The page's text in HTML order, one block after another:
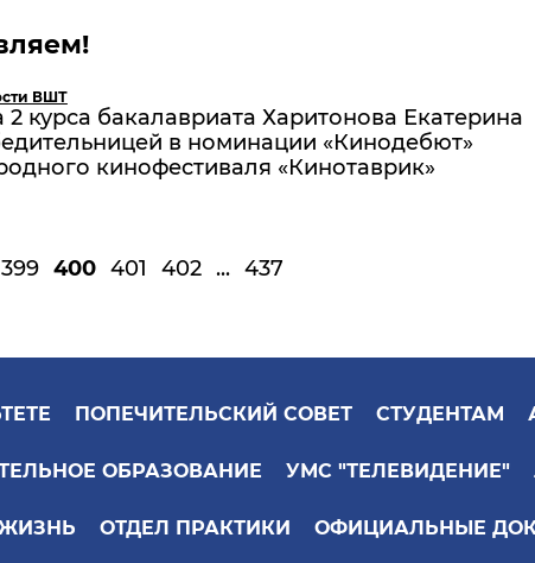
ВШТ
2 курса бакалавриата Харитонова Екатерина
в номинации «Кинодебют»
кинофестиваля «Кинотаврик»
399 400 401 402 ... 437
ПОПЕЧИТЕЛЬСКИЙ СОВЕТ СТУДЕНТАМ
ОБРАЗОВАНИЕ УМС "ТЕЛЕВИДЕНИЕ"
ОТДЕЛ ПРАКТИКИ ОФИЦИАЛЬНЫЕ